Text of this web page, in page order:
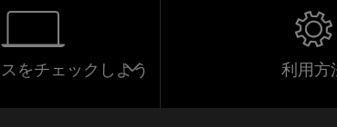
をチェックしよう 利用方